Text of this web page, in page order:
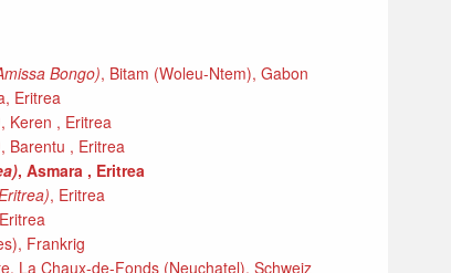
Bongo), Bitam (Woleu-Ntem), Gabon
Eritrea
, Keren , Eritrea
, Barentu , Eritrea
, Asmara , Eritrea
, Eritrea
Frankrig
La Chaux-de-Fonds (Neuchatel), Schweiz